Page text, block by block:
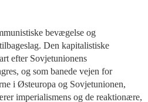
bevægelse og
Den kapitalistiske
efter Sovjetunionens
og som banede vejen for
i Østeuropa og Sovjetunionen,
imperialismens og de reaktionære,